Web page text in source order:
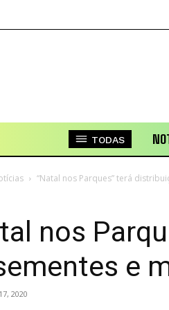
TODAS
“Natal nos Parques” terá
nos
e
2020